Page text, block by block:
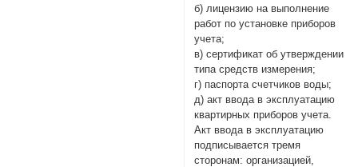
б) лицензию на выполнение
работ по установке приборов
учета;
в) сертификат об утверждении
типа средств измерения;
г) паспорта счетчиков воды;
д) акт ввода в эксплуатацию
квартирных приборов учета.
Акт ввода в эксплуатацию
подписывается тремя
сторонам: организацией,